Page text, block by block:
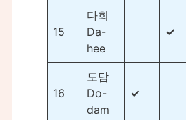
15
다희
Da-
hee
✓
16
도담
Do-
dam
✓